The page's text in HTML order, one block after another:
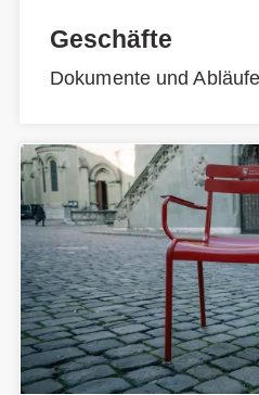
Geschäfte
Dokumente und